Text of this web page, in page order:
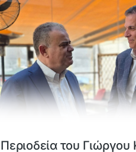
Περιοδεία του